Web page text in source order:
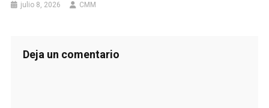
julio 8, 2026 CMM
Deja un comentario